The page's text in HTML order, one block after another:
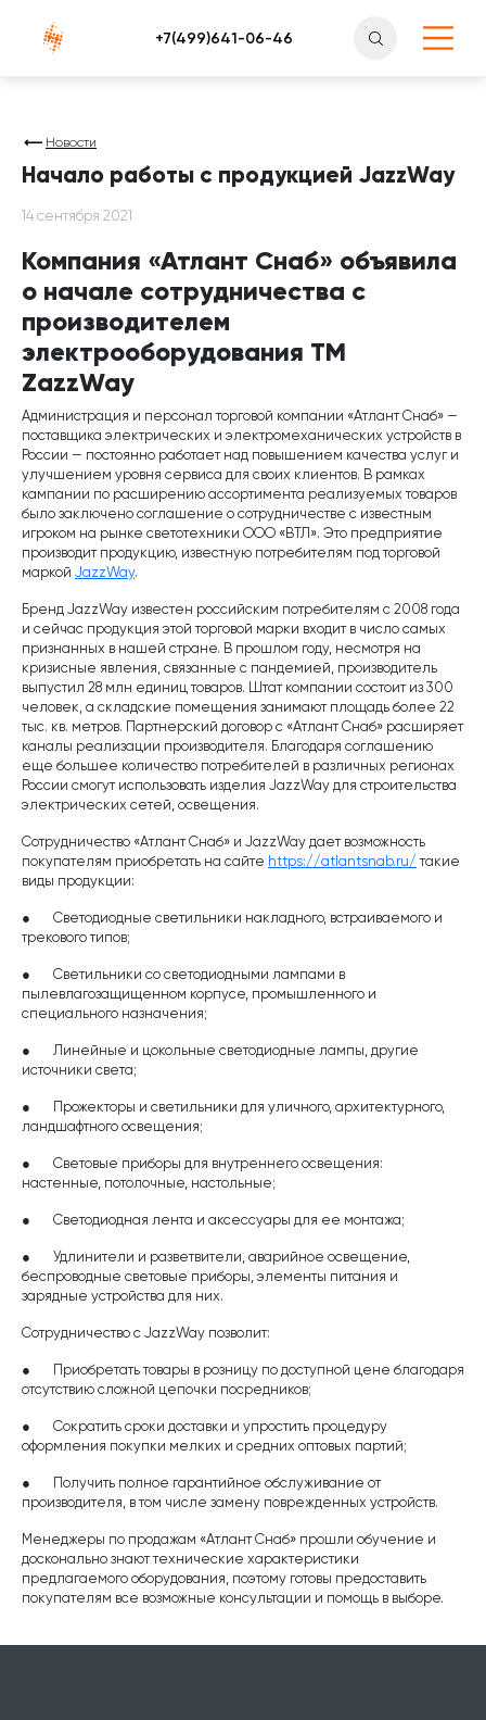
Атлантснаб
Новости
Начало работы с продукцией JazzWay
14 сентября 2021
Компания «Атлант Снаб» объявила
о начале сотрудничества с
производителем
электрооборудования ТМ
ZazzWay
Администрация и персонал торговой компании «Атлант Снаб» —
поставщика электрических и электромеханических устройств в
России — постоянно работает над повышением качества услуг и
улучшением уровня сервиса для своих клиентов. В рамках
кампании по расширению ассортимента реализуемых товаров
было заключено соглашение о сотрудничестве с известным
игроком на рынке светотехники ООО «ВТЛ». Это предприятие
производит продукцию, известную потребителям под торговой
маркой JazzWay.
Бренд JazzWay известен российским потребителям с 2008 года
и сейчас продукция этой торговой марки входит в число самых
признанных в нашей стране. В прошлом году, несмотря на
кризисные явления, связанные с пандемией, производитель
выпустил 28 млн единиц товаров. Штат компании состоит из 300
человек, а складские помещения занимают площадь более 22
тыс. кв. метров. Партнерский договор с «Атлант Снаб» расширяет
каналы реализации производителя. Благодаря соглашению
еще большее количество потребителей в различных регионах
России смогут использовать изделия JazzWay для строительства
электрических сетей, освещения.
Сотрудничество «Атлант Снаб» и JazzWay дает возможность
покупателям приобретать на сайте https://atlantsnab.ru/ такие
виды продукции:
● Светодиодные светильники накладного, встраиваемого и
трекового типов;
● Светильники со светодиодными лампами в
пылевлагозащищенном корпусе, промышленного и
специального назначения;
● Линейные и цокольные светодиодные лампы, другие
источники света;
● Прожекторы и светильники для уличного, архитектурного,
ландшафтного освещения;
● Световые приборы для внутреннего освещения:
настенные, потолочные, настольные;
● Светодиодная лента и аксессуары для ее монтажа;
● Удлинители и разветвители, аварийное освещение,
беспроводные световые приборы, элементы питания и
зарядные устройства для них.
Сотрудничество с JazzWay позволит:
● Приобретать товары в розницу по доступной цене благодаря
отсутствию сложной цепочки посредников;
● Сократить сроки доставки и упростить процедуру
оформления покупки мелких и средних оптовых партий;
● Получить полное гарантийное обслуживание от
производителя, в том числе замену поврежденных устройств.
Менеджеры по продажам «Атлант Снаб» прошли обучение и
досконально знают технические характеристики
предлагаемого оборудования, поэтому готовы предоставить
покупателям все возможные консультации и помощь в выборе.